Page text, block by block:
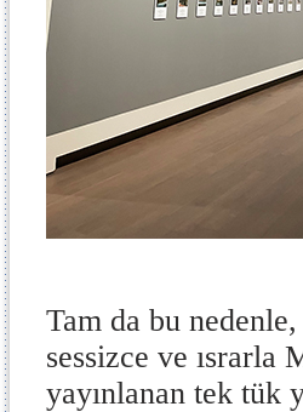
Tam da bu
sessizce ve ısrarla
yayınlanan tek tük